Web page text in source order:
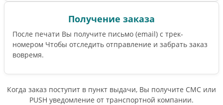
Получение заказа
После печати Вы получите письмо (email) c трек-
номером Чтобы отследить отправление и забрать заказ
вовремя.
Когда заказ поступит в пункт выдачи, Вы получите СМС или
PUSH уведомление от транспортной компании.